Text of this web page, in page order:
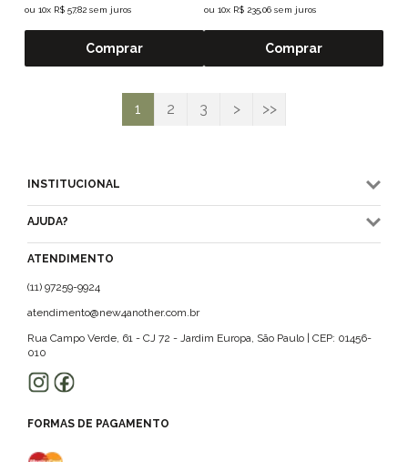
ou 10x R$ 57,82 sem juros
Comprar
ou 10x R$ 235,06 sem juros
Comprar
1 2 3 > >>
INSTITUCIONAL
AJUDA?
ATENDIMENTO
(11) 97259-9924
atendimento@new4another.com.br
Rua Campo Verde, 61 - CJ 72 - Jardim Europa, São Paulo | CEP: 01456-
010
FORMAS DE PAGAMENTO